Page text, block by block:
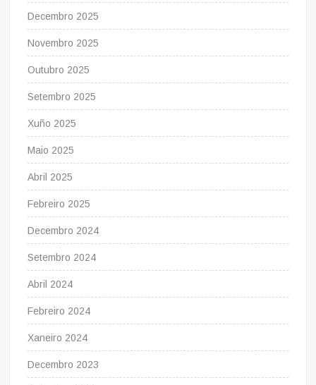
Decembro 2025
Novembro 2025
Outubro 2025
Setembro 2025
Xuño 2025
Maio 2025
Abril 2025
Febreiro 2025
Decembro 2024
Setembro 2024
Abril 2024
Febreiro 2024
Xaneiro 2024
Decembro 2023